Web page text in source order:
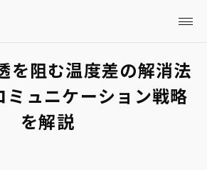
を阻む温度差の解消法
ミュニケーション戦略
を解説